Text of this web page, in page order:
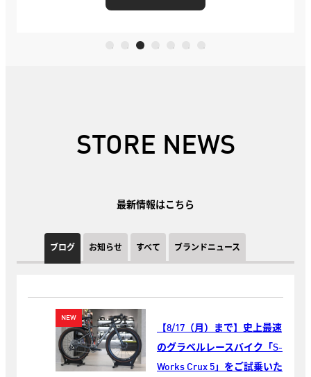
STORE NEWS
最新情報はこちら
ブログ お知らせ すべて ブランドニュース
【8/17（月）まで】史上最速
のグラベルレースバイク「S-
Works Crux 5」をご試乗いた